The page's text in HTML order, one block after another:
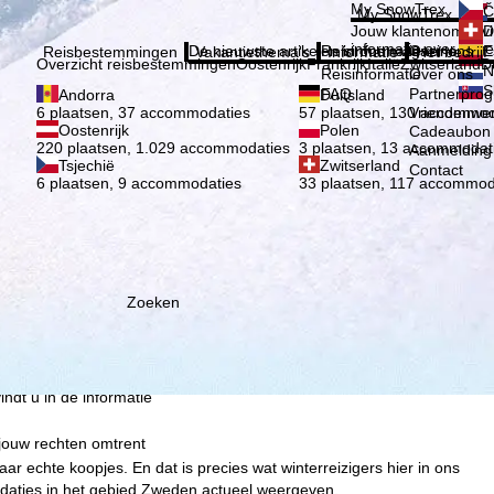
wij, TravelTrex GmbH,
behulp van
individuele
nodig (op elk
in derde landen
technologieën. Als u op
uitvoering van het
u in de informatie
rechten omtrent
My SnowTrex
My SnowTrex
Jouw
informatie over je
Kies
Reisbestemmingen
Overzicht reisbestemmingenOostenrijkFrankrijkItaliëZwitserland
Andorra
6 plaatsen, 37 accommodaties
Duitsland
57 plaatsen, 130
Oostenrijk
220 plaatsen, 1.029 accommodaties
Polen
3 plaatsen, 13
Tsjechië
6 plaatsen, 9 accommodaties
Zwitserland
33 plaatsen, 117
Vakantiethema's
De nieuwste artikelen in ons magazine
Informatie
Reisinformatie
Reisinformatie
FAQ
Het bedrijf
Over ons
Over ons
Cadeaubon
Contact
Zoeken
echte koopjes. En dat is precies wat winterreizigers hier in ons
in het gebied Zweden actueel weergeven.